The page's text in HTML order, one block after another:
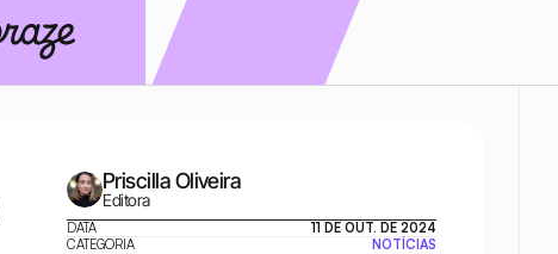
Priscilla Oliveira
Editora
DATA
11 DE OUT. DE 2024
CATEGORIA
NOTÍCIAS